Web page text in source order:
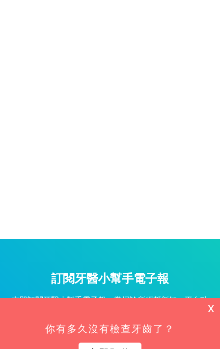
訂閱牙醫小幫手電子報
立即訂閱牙醫小幫手電子報，掌握診所經營新知、平台功
你有多久沒有檢查牙齒了？
X